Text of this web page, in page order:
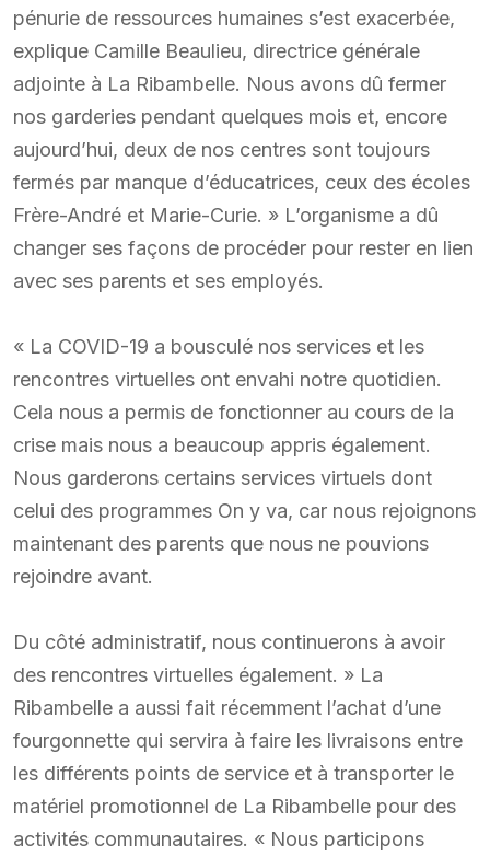
pénurie de ressources humaines s’est exacerbée,
explique Camille Beaulieu, directrice générale
adjointe à La Ribambelle. Nous avons dû fermer
nos garderies pendant quelques mois et, encore
aujourd’hui, deux de nos centres sont toujours
fermés par manque d’éducatrices, ceux des écoles
Frère-André et Marie-Curie. » L’organisme a dû
changer ses façons de procéder pour rester en lien
avec ses parents et ses employés.
« La COVID-19 a bousculé nos services et les
rencontres virtuelles ont envahi notre quotidien.
Cela nous a permis de fonctionner au cours de la
crise mais nous a beaucoup appris également.
Nous garderons certains services virtuels dont
celui des programmes On y va, car nous rejoignons
maintenant des parents que nous ne pouvions
rejoindre avant.
Du côté administratif, nous continuerons à avoir
des rencontres virtuelles également. » La
Ribambelle a aussi fait récemment l’achat d’une
fourgonnette qui servira à faire les livraisons entre
les différents points de service et à transporter le
matériel promotionnel de La Ribambelle pour des
activités communautaires. « Nous participons